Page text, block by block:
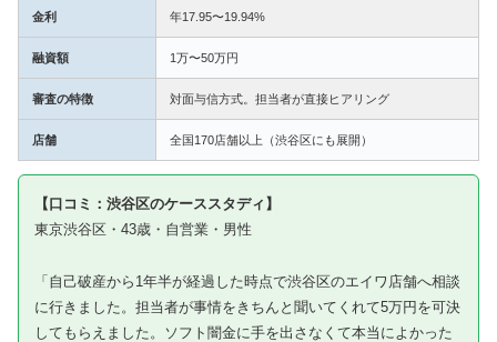
金利 年17.95〜19.94%
融資額 1万〜50万円
審査の特徴 対面与信方式。担当者が直接ヒアリング
店舗 全国170店舗以上（渋谷区にも展開）
【口コミ：渋谷区のケーススタディ】
東京渋谷区・43歳・自営業・男性
「自己破産から1年半が経過した時点で渋谷区のエイワ店舗へ相談
に行きました。担当者が事情をきちんと聞いてくれて5万円を可決
してもらえました。ソフト闇金に手を出さなくて本当によかった